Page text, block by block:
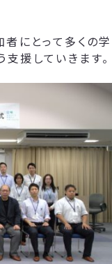
にとって多くの学
援していきます。